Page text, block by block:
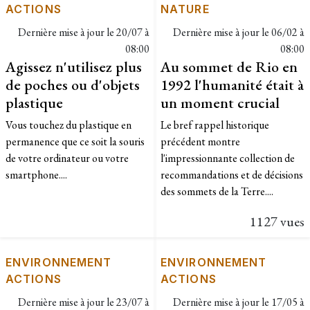
ACTIONS
Dernière mise à jour le20/07 à
08:00
Agissez n'utilisez plus
de poches ou d'objets
plastique
Vous touchez du plastique en
permanence que ce soit la souris
de votre ordinateur ou votre
smartphone....
NATURE
Dernière mise à jour le06/02 à
08:00
Au sommet de Rio en
1992 l'humanité était à
un moment crucial
Le bref rappel historique
précédent montre
l'impressionnante collection de
recommandations et de décisions
des sommets de la Terre....
1127 vues
ENVIRONNEMENT
ACTIONS
Dernière mise à jour le23/07 à
ENVIRONNEMENT
ACTIONS
Dernière mise à jour le 17/05 à